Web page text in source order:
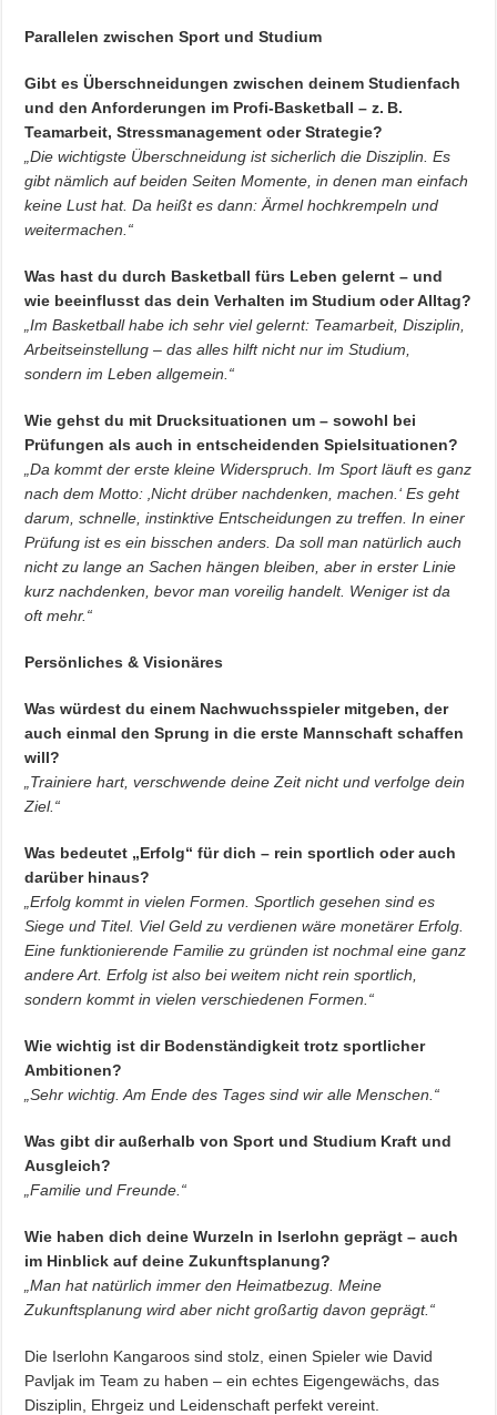
Parallelen zwischen Sport und Studium
Gibt es Überschneidungen zwischen deinem Studienfach
und den Anforderungen im Profi-Basketball – z. B.
Teamarbeit, Stressmanagement oder Strategie?
„Die wichtigste Überschneidung ist sicherlich die Disziplin. Es
gibt nämlich auf beiden Seiten Momente, in denen man einfach
keine Lust hat. Da heißt es dann: Ärmel hochkrempeln und
weitermachen.“
Was hast du durch Basketball fürs Leben gelernt – und
wie beeinflusst das dein Verhalten im Studium oder Alltag?
„Im Basketball habe ich sehr viel gelernt: Teamarbeit, Disziplin,
Arbeitseinstellung – das alles hilft nicht nur im Studium,
sondern im Leben allgemein.“
Wie gehst du mit Drucksituationen um – sowohl bei
Prüfungen als auch in entscheidenden Spielsituationen?
„Da kommt der erste kleine Widerspruch. Im Sport läuft es ganz
nach dem Motto: ‚Nicht drüber nachdenken, machen.‘ Es geht
darum, schnelle, instinktive Entscheidungen zu treffen. In einer
Prüfung ist es ein bisschen anders. Da soll man natürlich auch
nicht zu lange an Sachen hängen bleiben, aber in erster Linie
kurz nachdenken, bevor man voreilig handelt. Weniger ist da
oft mehr.“
Persönliches & Visionäres
Was würdest du einem Nachwuchsspieler mitgeben, der
auch einmal den Sprung in die erste Mannschaft schaffen
will?
„Trainiere hart, verschwende deine Zeit nicht und verfolge dein
Ziel.“
Was bedeutet „Erfolg“ für dich – rein sportlich oder auch
darüber hinaus?
„Erfolg kommt in vielen Formen. Sportlich gesehen sind es
Siege und Titel. Viel Geld zu verdienen wäre monetärer Erfolg.
Eine funktionierende Familie zu gründen ist nochmal eine ganz
andere Art. Erfolg ist also bei weitem nicht rein sportlich,
sondern kommt in vielen verschiedenen Formen.“
Wie wichtig ist dir Bodenständigkeit trotz sportlicher
Ambitionen?
„Sehr wichtig. Am Ende des Tages sind wir alle Menschen.“
Was gibt dir außerhalb von Sport und Studium Kraft und
Ausgleich?
„Familie und Freunde.“
Wie haben dich deine Wurzeln in Iserlohn geprägt – auch
im Hinblick auf deine Zukunftsplanung?
„Man hat natürlich immer den Heimatbezug. Meine
Zukunftsplanung wird aber nicht großartig davon geprägt.“
Die Iserlohn Kangaroos sind stolz, einen Spieler wie David
Pavljak im Team zu haben – ein echtes Eigengewächs, das
Disziplin, Ehrgeiz und Leidenschaft perfekt vereint.